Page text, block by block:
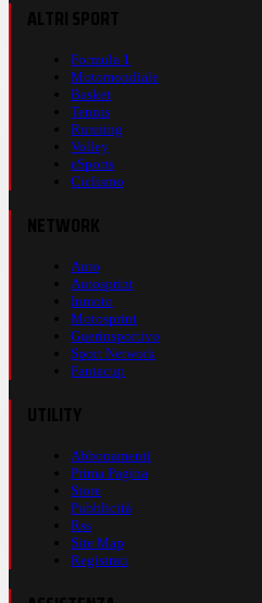
Formula 1
Motomondiale
Basket
Tennis
Running
Volley
eSports
Ciclismo
Auto
Autosprint
Inmoto
Motosprint
Guerinsportivo
Sport Network
Fantacup
Abbonamenti
Prima Pagina
Store
Pubblicità
Rss
Site Map
Registrati